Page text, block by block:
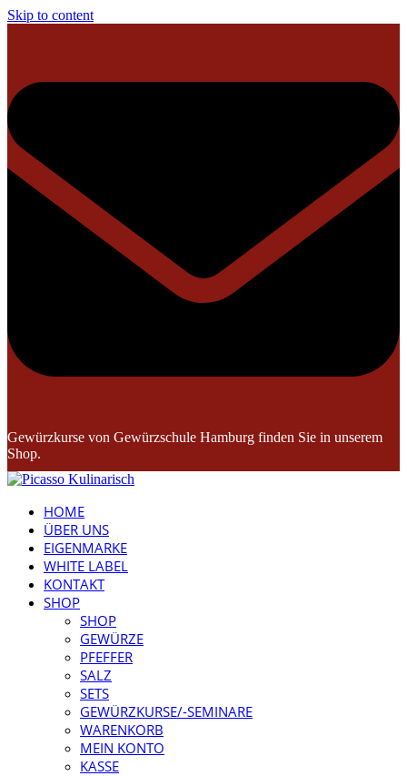
Skip to content
Gewürzkurse von Gewürzschule Hamburg finden Sie in unserem
Shop.
HOME
ÜBER UNS
EIGENMARKE
WHITE LABEL
KONTAKT
SHOP
SHOP
GEWÜRZE
PFEFFER
SALZ
SETS
GEWÜRZKURSE/-SEMINARE
WARENKORB
MEIN KONTO
KASSE